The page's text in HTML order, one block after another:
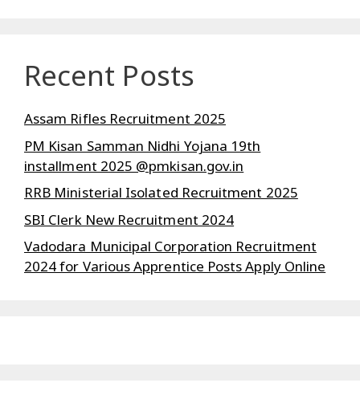
Recent Posts
Assam Rifles Recruitment 2025
PM Kisan Samman Nidhi Yojana 19th
installment 2025 @pmkisan.gov.in
RRB Ministerial Isolated Recruitment 2025
SBI Clerk New Recruitment 2024
Vadodara Municipal Corporation Recruitment
2024 for Various Apprentice Posts Apply Online